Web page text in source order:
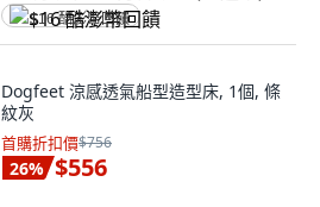
$16 酷澎幣回饋
Dogfeet 涼感透氣船型造型床, 1個, 條
紋灰
首購折扣價$756
26% $556